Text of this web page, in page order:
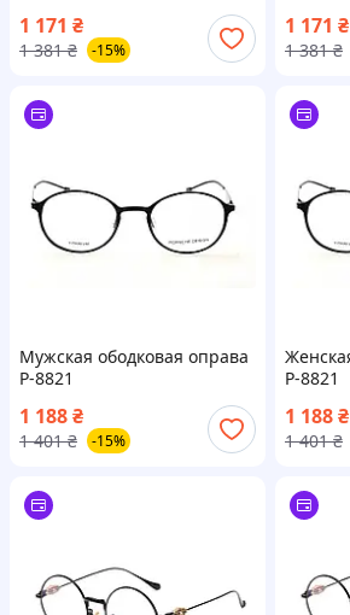
1 171 ₴
1 381 ₴ -15%
1 171 ₴
1 381 ₴
Мужская ободковая оправа
P-8821
1 188₴
1 401 ₴ -15%
P-8821
1 188₴
1 401 ₴